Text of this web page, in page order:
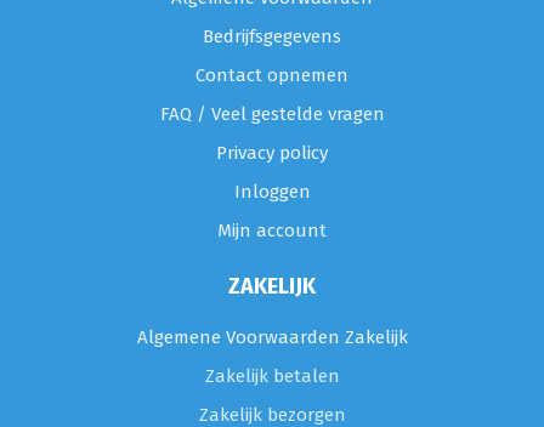
Bedrijfsgegevens
Contact opnemen
FAQ / Veel gestelde vragen
Privacy policy
Inloggen
Mijn account
ZAKELIJK
Algemene Voorwaarden Zakelijk
Zakelijk betalen
Zakelijk bezorgen